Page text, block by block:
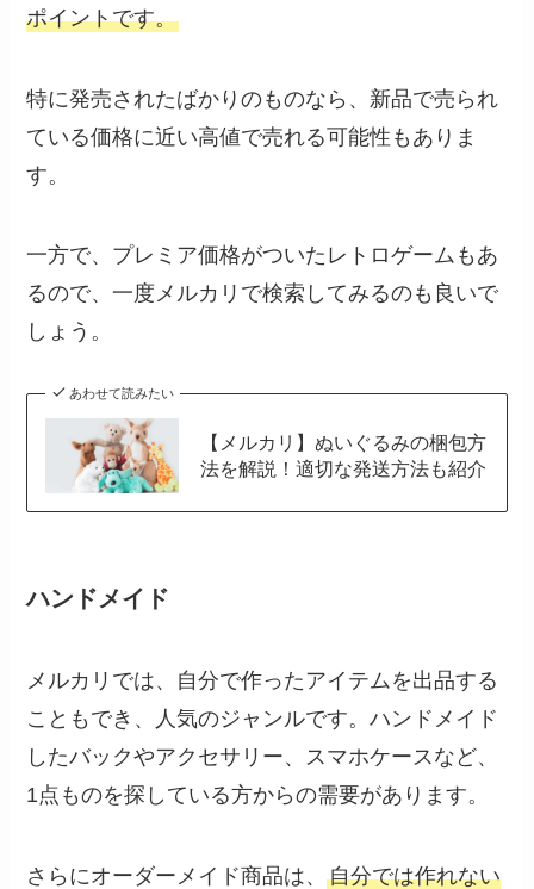
ポイントです。
特に発売されたばかりのものなら、新品で売られ
ている価格に近い高値で売れる可能性もありま
す。
一方で、プレミア価格がついたレトロゲームもあ
るので、一度メルカリで検索してみるのも良いで
しょう。
あわせて読みたい
【メルカリ】ぬいぐるみの梱包方
法を解説！適切な発送方法も紹介
ハンドメイド
メルカリでは、自分で作ったアイテムを出品する
こともでき、人気のジャンルです。ハンドメイド
したバックやアクセサリー、スマホケースなど、
1点ものを探している方からの需要があります。
さらにオーダーメイド商品は、自分では作れない